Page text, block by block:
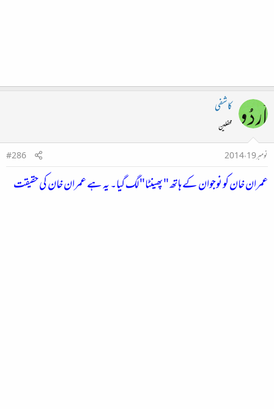
کاشفی
محفلین
نومبر 19، 2014
#286
عمران خان کو نوجوان کے ہاتھ "پھینٹا" لگ گیا۔ یہ ہے عمران خان کی حقیقت